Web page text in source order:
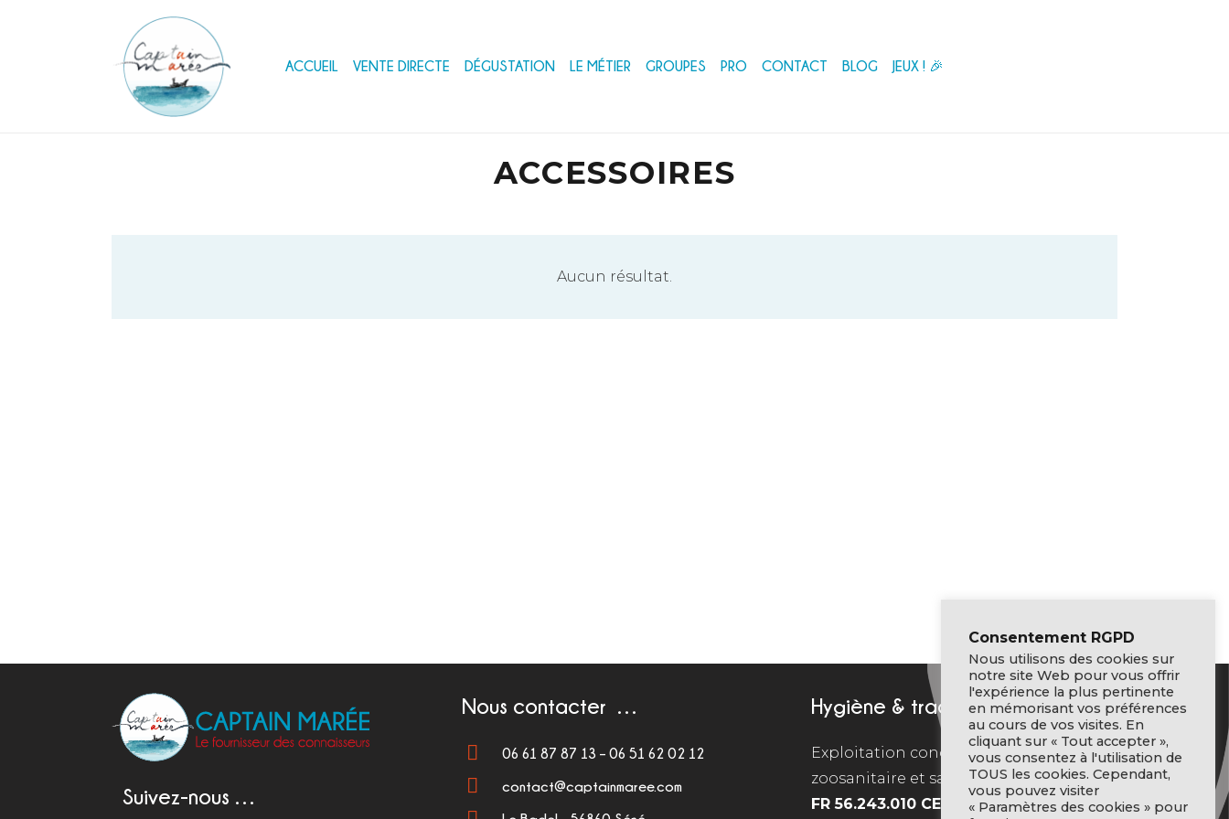
ACCUEIL VENTE DIRECTE DÉGUSTATION LE MÉTIER GROUPES PRO CONTACT BLOG JEUX ! 🎉
ACCESSOIRES
Aucun résultat.
Suivez-nous …
Nous contacter …
06 61 87 87 13 – 06 51 62 02 12
contact@captainmaree.com
Hygiène & traçabilité
Exploitation conchylicole agréée
zoosanitaire et sanitaire CE – N° :
FR 56.243.010 CE
Consentement RGPD
Nous utilisons des cookies sur
notre site Web pour vous offrir
l'expérience la plus pertinente
en mémorisant vos préférences
au cours de vos visites. En
cliquant sur « Tout accepter »,
vous consentez à l'utilisation de
TOUS les cookies. Cependant,
vous pouvez visiter
« Paramètres des cookies » pour